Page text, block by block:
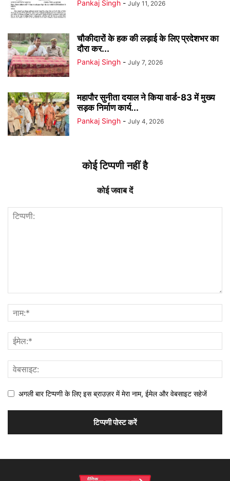
Pankaj Singh - July 11, 2026
चौकीदारों के हक की लड़ाई के लिए प्रदेशभर का
दौरा कर...
Pankaj Singh - July 7, 2026
महापौर सुनीता दयाल ने किया वार्ड-83 में मुख्य
सड़क निर्माण कार्य...
Pankaj Singh - July 4, 2026
कोई टिप्पणी नहीं है
कोई जवाब दें
अगली बार टिप्पणी के लिए इस ब्राउज़र में मेरा नाम, ईमेल और वेबसाइट सहेजें